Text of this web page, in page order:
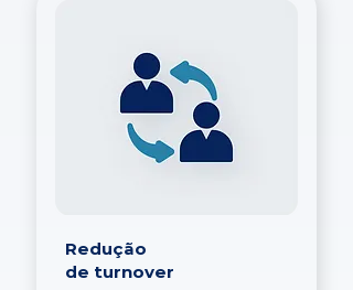
Redução
de turnover